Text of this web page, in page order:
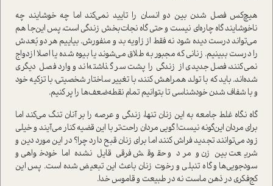
هیچ‌کس فصل شدن بین دو انسان را تایید نمی‌کند اما چه خوشایند چه
ناخوشایند گاه چاره‌ای نیست و حتی گاه نجات‌بخش زندگی است، پس این‌جا هم
می‌تواند درست دیده شود نه فقط از زاویه بد و منفورش. بیاییم هر دو بُعدش
را درست ببینیم. زنانی که مجبور به طلاق می‌شوند یا بیوه شده یا اصلا ازدواج
نمي‌كنند، فصل جدیدی از زندگی را پشت سر گذاشته‌اند و وارد فصل دیگری
شده‌اند. باید که با تولد همراهش کنند، با تغییر ساختار شخصیتی، با تزکیه خود
و با شفاف شدن خودشناسی تا بتوانيم تمام نقطه‌ضعف‌ها را پر کنيم.
گاه نگاه غلط جامعه به این زنان تنها، زندگی و عرصه را بر آنان تنگ می‌کند اما
برای مردان اين‌گونه نيست! گویی مردان راحت‌تر با این قضیه کنار می‌آیند و خیلی
زود می‌توانند تجدید فراش کنند اما برای زنان قبح دارد چرا؟ در این مورد دین و
شریعت بین زن و مرد و حقوقش فرقی قایل نشده اما خودخواهی و
سودجویی‌ها و گاه تنبلی و رخوت زنان باعث این تبعیض شده است. پس این
کج‌فکری در ذهن ماست نه در طبیعت و قاموس خدا.